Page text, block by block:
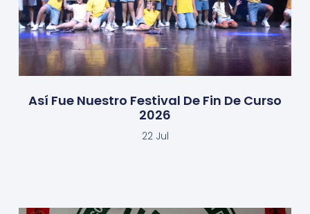
Así Fue Nuestro Festival De Fin De Curso
2026
22 Jul